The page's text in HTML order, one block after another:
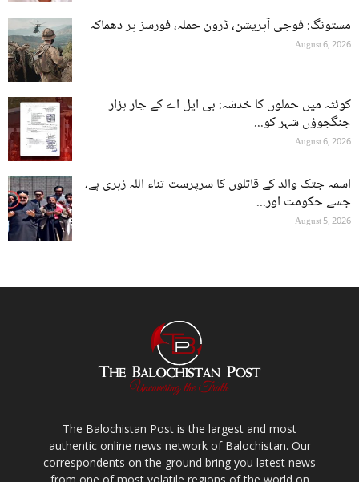
مستونگ: فوجی آپریشن، ڈرون حملہ، فورسز پر دھماکہ
August 6, 2026
کوئٹہ میں حملوں کا خدشہ: بی ایل اے کے چار ہزار
جنگجوؤں شہر کو...
August 6, 2026
اسمہ جتک والد کے قاتلوں کا سرپرست ثناء اللہ زہری ہے،
جسے حکومت اور...
August 5, 2026
The Balochistan Post is the largest and most
authentic online news network of Balochistan. Our
correspondents on the ground bring you latest news